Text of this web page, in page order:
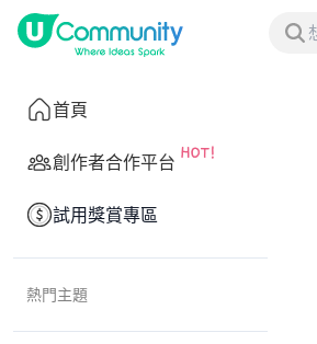
首頁
創作者合作平台
試用獎賞專區
熱門主題